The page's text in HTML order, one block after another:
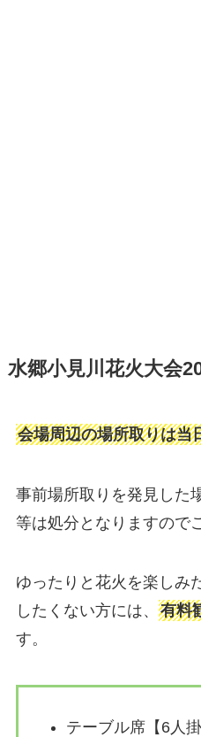
水郷小見川花火大会
会場周辺の場所取りは当
事前場所取りを発見した
等は処分となりますので
ゆったりと花火を楽しみ
したくない方には、 有料
す。
テーブル席【6人